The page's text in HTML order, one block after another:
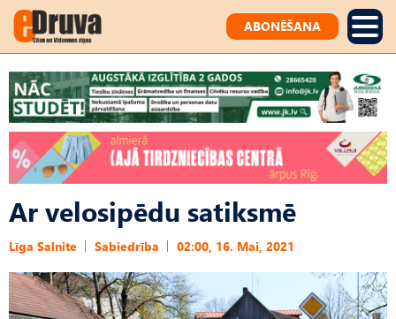
ABONĒŠANA
Ar velosipēdu satiksmē
Līga Salnite Sabiedrība 02:00, 16. Mai, 2021